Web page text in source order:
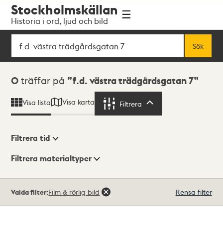
navigationen
huvudinnehållet
Stockholmskällan
Historia i ord, ljud och bild
Sök
Sök
Sökresultat
0 träffar på f.d. västra trädgårdsgatan 7
Visa lista Visa karta Filtrera
Visningsläge
Filtrera tid
Filtrera materialtyper
träffar
Valda filter:Film & rörlig bild Rensa filter